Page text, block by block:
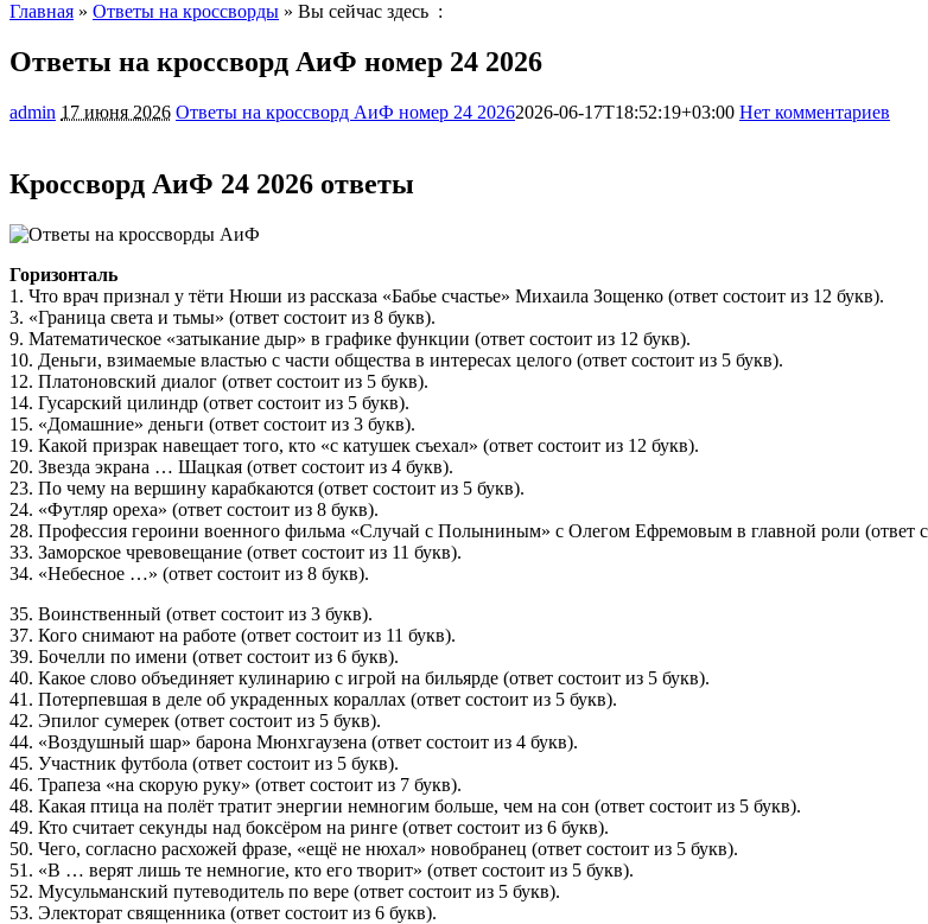
Главная » Ответы на кроссворды » Вы сейчас здесь :
Ответы на кроссворд АиФ номер 24 2026
admin 17 июня 2026 Ответы на кроссворд АиФ номер 24 20262026-06-17T18:52:19+03:00 Нет комментариев
Кроссворд АиФ 24 2026 ответы
Горизонталь
1. Что врач признал у тёти Нюши из рассказа «Бабье счастье» Михаила Зощенко (ответ состоит из 12 букв).
3. «Граница света и тьмы» (ответ состоит из 8 букв).
9. Математическое «затыкание дыр» в графике функции (ответ состоит из 12 букв).
10. Деньги, взимаемые властью с части общества в интересах целого (ответ состоит из 5 букв).
12. Платоновский диалог (ответ состоит из 5 букв).
14. Гусарский цилиндр (ответ состоит из 5 букв).
15. «Домашние» деньги (ответ состоит из 3 букв).
19. Какой призрак навещает того, кто «с катушек съехал» (ответ состоит из 12 букв).
20. Звезда экрана … Шацкая (ответ состоит из 4 букв).
23. По чему на вершину карабкаются (ответ состоит из 5 букв).
24. «Футляр ореха» (ответ состоит из 8 букв).
28. Профессия героини военного фильма «Случай с Полыниным» с Олегом Ефремовым в главной роли (ответ
33. Заморское чревовещание (ответ состоит из 11 букв).
34. «Небесное …» (ответ состоит из 8 букв).
35. Воинственный (ответ состоит из 3 букв).
37. Кого снимают на работе (ответ состоит из 11 букв).
39. Бочелли по имени (ответ состоит из 6 букв).
40. Какое слово объединяет кулинарию с игрой на бильярде (ответ состоит из 5 букв).
41. Потерпевшая в деле об украденных кораллах (ответ состоит из 5 букв).
42. Эпилог сумерек (ответ состоит из 5 букв).
44. «Воздушный шар» барона Мюнхгаузена (ответ состоит из 4 букв).
45. Участник футбола (ответ состоит из 5 букв).
46. Трапеза «на скорую руку» (ответ состоит из 7 букв).
48. Какая птица на полёт тратит энергии немногим больше, чем на сон (ответ состоит из 5 букв).
49. Кто считает секунды над боксёром на ринге (ответ состоит из 6 букв).
50. Чего, согласно расхожей фразе, «ещё не нюхал» новобранец (ответ состоит из 5 букв).
51. «В … верят лишь те немногие, кто его творит» (ответ состоит из 5 букв).
52. Мусульманский путеводитель по вере (ответ состоит из 5 букв).
53. Электорат священника (ответ состоит из 6 букв).